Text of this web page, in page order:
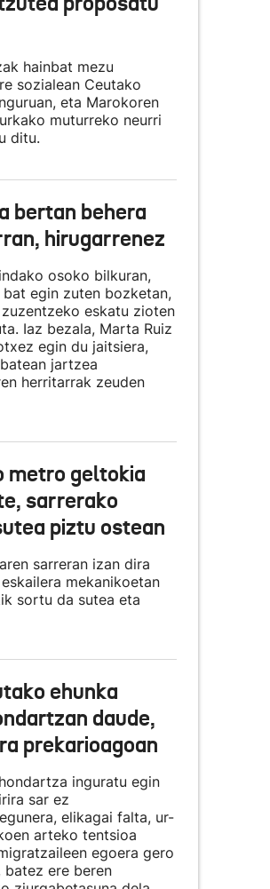
hainbat mezu
sozialean Ceutako
eta Marokoren
muturreko neurri
ditu.
bertan behera
hirugarrenez
osoko bilkuran,
egin zuten bozketan,
eskatu zioten
Iaz bezala, Marta Ruiz
egin du jaitsiera,
jartzea
herritarrak zeuden
metro geltokia
sarrerako
piztu ostean
sarreran izan dira
mekanikoetan
sortu da sutea eta
ehunka
daude,
prekarioagoan
inguratu egin
sar ez
elikagai falta, ur-
arteko tentsioa
egoera gero
ere beren